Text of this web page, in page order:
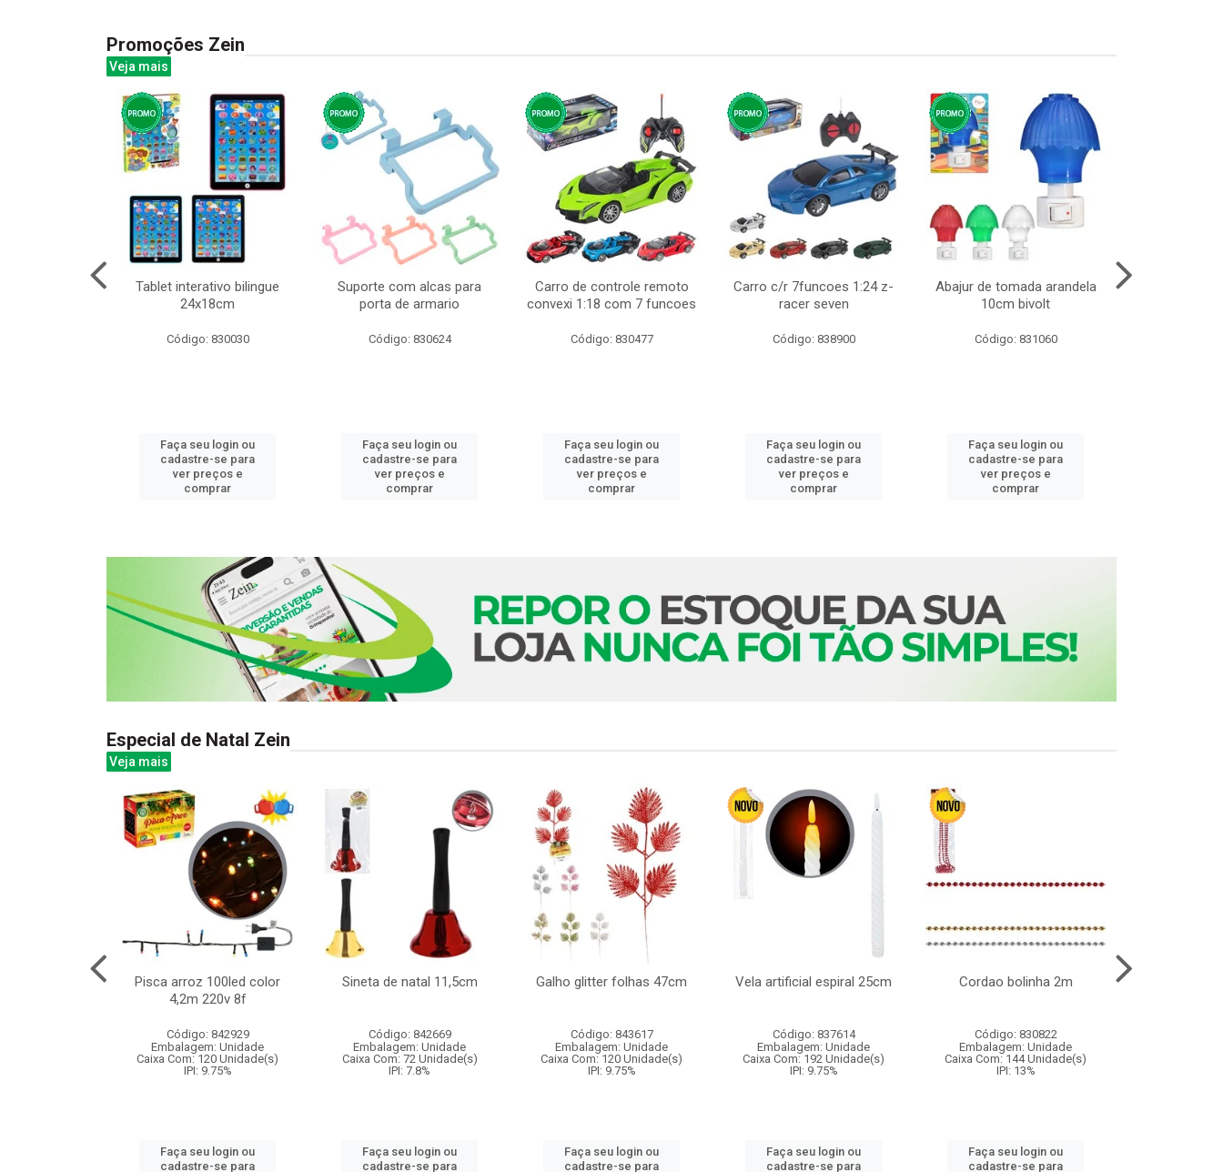
Promoções Zein
Veja mais
Tablet interativo bilingue
24x18cm
Código: 830030
Faça seu login ou
cadastre-se para
ver preços e
comprar
Suporte com alcas para
porta de armario
Código: 830624
Faça seu login ou
cadastre-se para
ver preços e
comprar
Carro de controle remoto
convexi 1:18 com 7 funcoes
Código: 830477
Faça seu login ou
cadastre-se para
ver preços e
comprar
Carro c/r 7funcoes 1:24 z-
racer seven
Código: 838900
Faça seu login ou
cadastre-se para
ver preços e
comprar
Abajur de tomada arandela
10cm bivolt
Código: 831060
Faça seu login ou
cadastre-se para
ver preços e
comprar
Especial de Natal Zein
Veja mais
Pisca arroz 100led color
4,2m 220v 8f
Código: 842929
Embalagem: Unidade
Caixa Com: 120 Unidade(s)
IPI: 9.75%
Faça seu login ou
cadastre-se para
Sineta de natal 11,5cm
Código: 842669
Embalagem: Unidade
Caixa Com: 72 Unidade(s)
IPI: 7.8%
Faça seu login ou
cadastre-se para
Galho glitter folhas 47cm
Código: 843617
Embalagem: Unidade
Caixa Com: 120 Unidade(s)
IPI: 9.75%
Faça seu login ou
cadastre-se para
Vela artificial espiral 25cm
Código: 837614
Embalagem: Unidade
Caixa Com: 192 Unidade(s)
IPI: 9.75%
Faça seu login ou
cadastre-se para
Cordao bolinha 2m
Código: 830822
Embalagem: Unidade
Caixa Com: 144 Unidade(s)
IPI: 13%
Faça seu login ou
cadastre-se para